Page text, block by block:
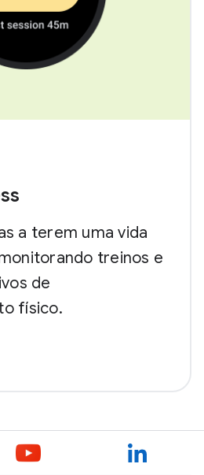
a terem uma vida
treinos e
de
físico.